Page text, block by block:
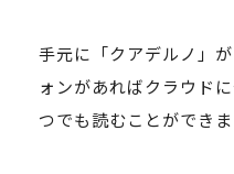
手元に「クアデルノ」
ォンがあればクラウド
つでも読むことができま